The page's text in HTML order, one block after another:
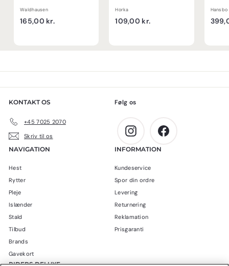
Waldhausen
165,00 kr.1
0
k
Horka
109,00 kr.1
0
k
KONTAKT OS
+45 7025 2070
Skriv til os
Følg os
Instagram Facebook
NAVIGATION
Hest
Rytter
Pleje
Islænder
Stald
Tilbud
Brands
Gavekort
INFORMATION
Kundeservice
Spor din ordre
Levering
Returnering
Reklamation
Prisgaranti
RIDERS DELUXE